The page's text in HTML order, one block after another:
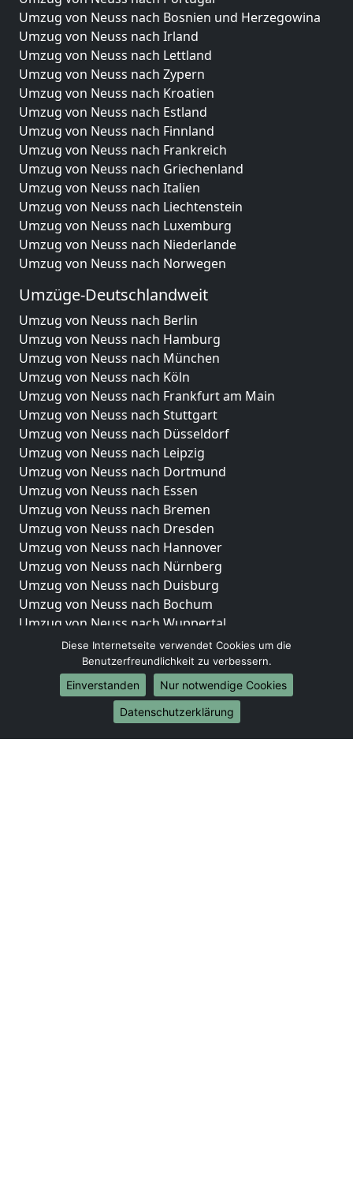
Umzug von Neuss nach Bosnien und Herzegowina
Umzug von Neuss nach Irland
Umzug von Neuss nach Lettland
Umzug von Neuss nach Zypern
Umzug von Neuss nach Kroatien
Umzug von Neuss nach Estland
Umzug von Neuss nach Finnland
Umzug von Neuss nach Frankreich
Umzug von Neuss nach Griechenland
Umzug von Neuss nach Italien
Umzug von Neuss nach Liechtenstein
Umzug von Neuss nach Luxemburg
Umzug von Neuss nach Niederlande
Umzug von Neuss nach Norwegen
Umzüge-Deutschlandweit
Umzug von Neuss nach Berlin
Umzug von Neuss nach Hamburg
Umzug von Neuss nach München
Umzug von Neuss nach Köln
Umzug von Neuss nach Frankfurt am Main
Umzug von Neuss nach Stuttgart
Umzug von Neuss nach Düsseldorf
Umzug von Neuss nach Leipzig
Umzug von Neuss nach Dortmund
Umzug von Neuss nach Essen
Umzug von Neuss nach Bremen
Umzug von Neuss nach Dresden
Umzug von Neuss nach Hannover
Umzug von Neuss nach Nürnberg
Umzug von Neuss nach Duisburg
Umzug von Neuss nach Bochum
Umzug von Neuss nach Wuppertal
Umzug von Neuss nach Bielefeld
Umzug von Neuss nach Bonn
Umzug von Neuss nach Münster
Internationale-Umzüge
Umzug von Neuss nach Brasilien
Diese Internetseite verwendet Cookies um die
Benutzerfreundlichkeit zu verbessern.
Einverstanden
Nur notwendige Cookies
Datenschutzerklärung